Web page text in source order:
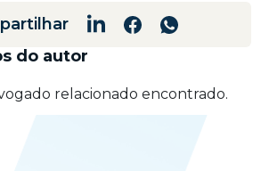
do autor
relacionado encontrado.